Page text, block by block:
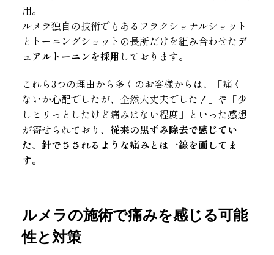
用。
ルメラ独自の技術でもあるフラクショナルショット
とトーニングショットの長所だけを組み合わせた デ
ュアルトーニンを採用 しております。
これら3つの理由から多くのお客様からは、「痛く
ないか心配でしたが、全然大丈夫でした！」や「少
しヒリっとしたけど痛みはない程度」といった感想
が寄せられており、 従来の黒ずみ除去で感じてい
た、針でさされるような痛みとは一線を画してま
す。
ルメラの施術で痛みを感じる可能
性と対策